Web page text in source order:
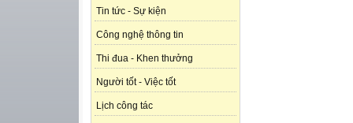
Tin tức - Sự kiện
Công nghệ thông tin
Thi đua - Khen thưởng
Người tốt - Việc tốt
Lịch công tác